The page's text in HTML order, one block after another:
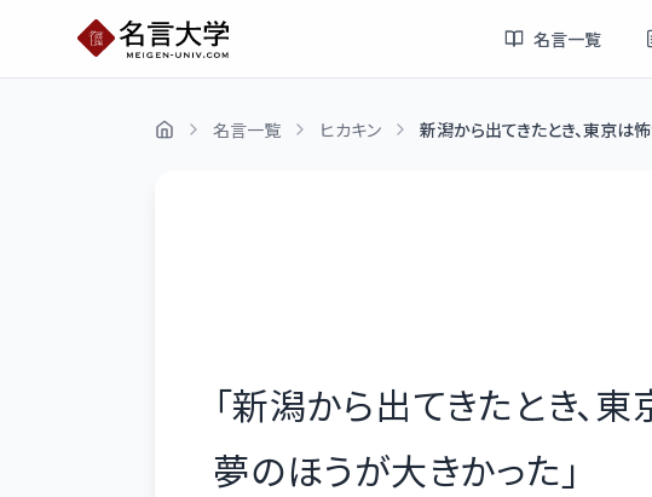
名言一覧
名言一覧 ヒカキン 新潟から出てきたとき、東京は
「新潟から出てきたとき、東
夢のほうが大きかった 」